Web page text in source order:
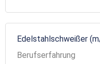
Edelstahlschweißer
Berufserfahrung